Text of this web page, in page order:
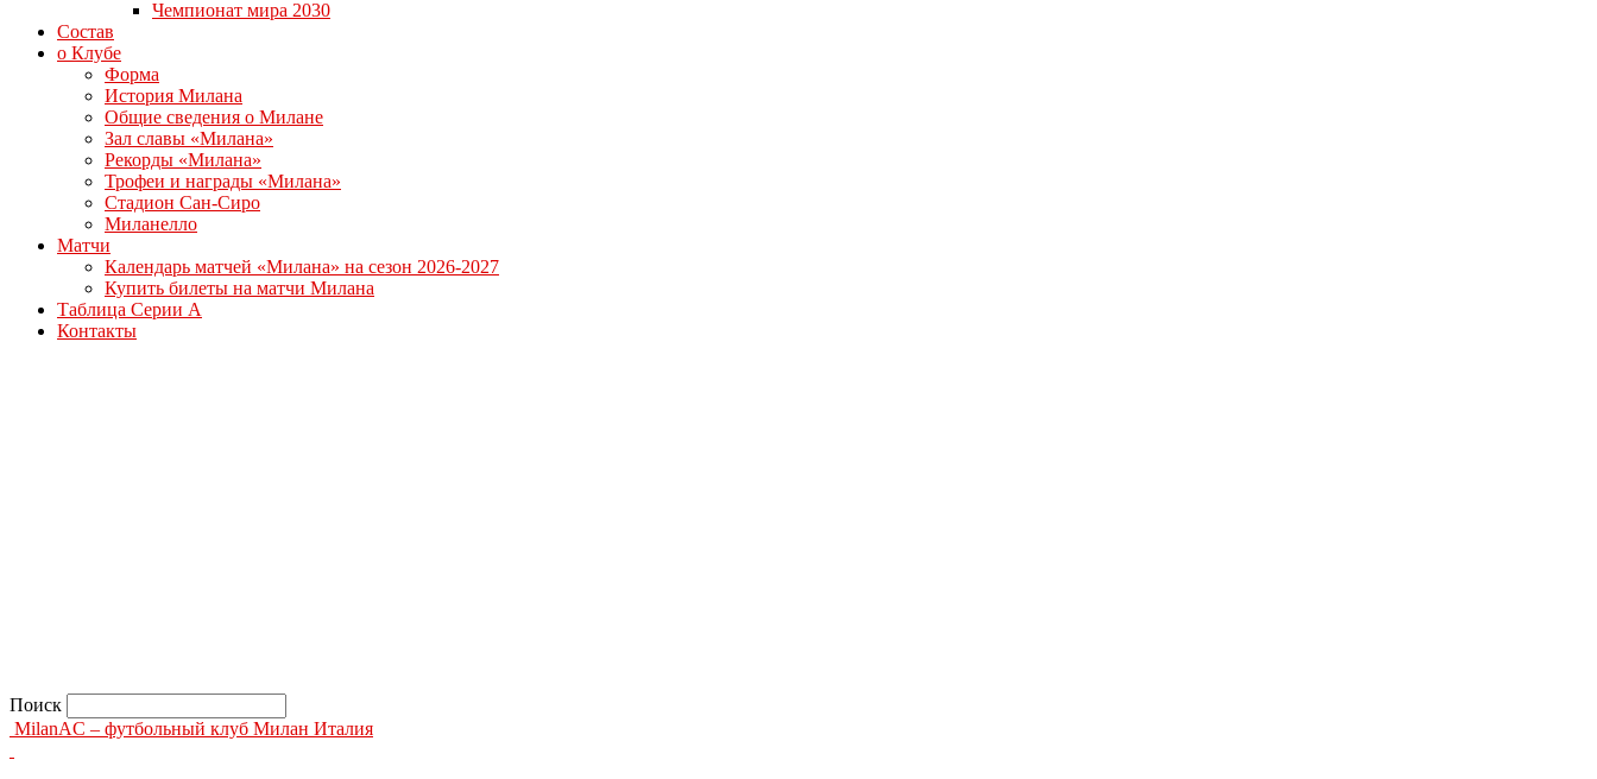
Чемпионат мира 2030
Состав
о Клубе
Форма
История Милана
Общие сведения о Милане
Зал славы «Милана»
Рекорды «Милана»
Трофеи и награды «Милана»
Стадион Сан-Сиро
Миланелло
Матчи
Календарь матчей «Милана» на сезон 2026-2027
Купить билеты на матчи Милана
Таблица Серии А
Контакты
Поиск
MilanAC – футбольный клуб Милан Италия